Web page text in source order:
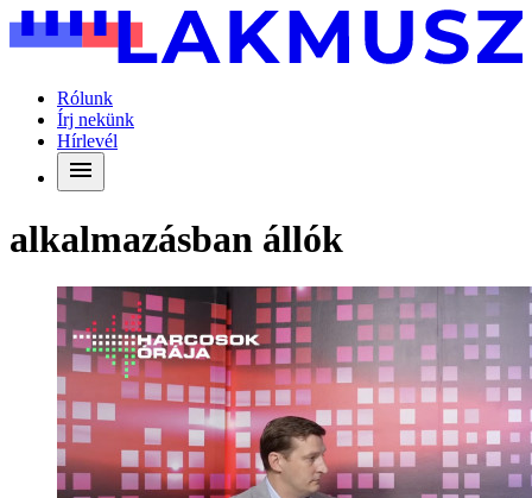
Rólunk
Írj nekünk
Hírlevél
alkalmazásban állók